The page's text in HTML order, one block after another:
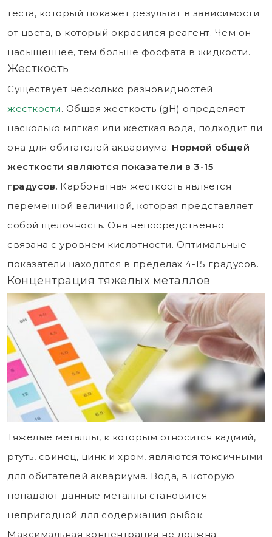
теста, который покажет результат в зависимости
от цвета, в который окрасился реагент. Чем он
насыщеннее, тем больше фосфата в жидкости.
Жесткость
Существует несколько разновидностей
жесткости. Общая жесткость (gH) определяет
насколько мягкая или жесткая вода, подходит ли
она для обитателей аквариума. Нормой общей
жесткости являются показатели в 3-15
градусов. Карбонатная жесткость является
переменной величиной, которая представляет
собой щелочность. Она непосредственно
связана с уровнем кислотности. Оптимальные
показатели находятся в пределах 4-15 градусов.
Концентрация тяжелых металлов
Тяжелые металлы, к которым относится кадмий,
ртуть, свинец, цинк и хром, являются токсичными
для обитателей аквариума. Вода, в которую
попадают данные металлы становится
непригодной для содержания рыбок.
Максимальная концентрация не должна